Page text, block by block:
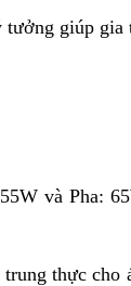
giúp
và Pha:
thực